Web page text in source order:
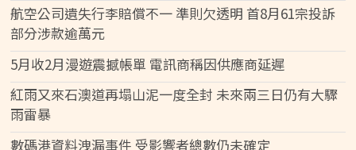
航空公司遺失行李賠償不一 準則欠透明 首8月61宗投訴
部分涉款逾萬元
5月收2月漫遊震撼帳單 電訊商稱因供應商延遲
紅雨又來石澳道再塌山泥一度全封 未來兩三日仍有大驟
雨雷暴
數碼港資料洩漏事件 受影響者總數仍未確定